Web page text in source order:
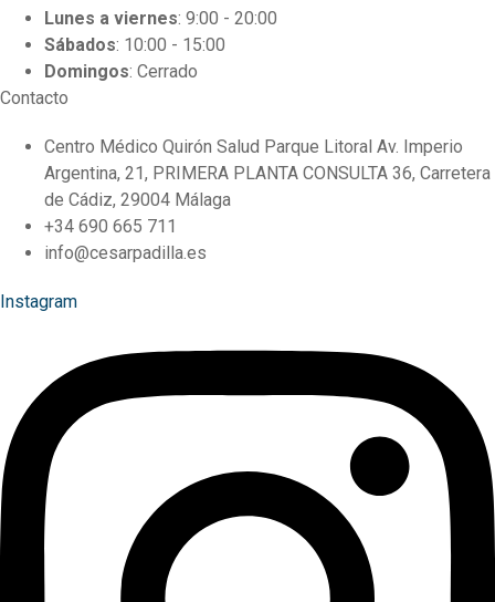
Lunes a viernes: 9:00 - 20:00
Sábados: 10:00 - 15:00
Domingos: Cerrado
Contacto
Centro Médico Quirón Salud Parque Litoral Av. Imperio
Argentina, 21, PRIMERA PLANTA CONSULTA 36, Carretera
de Cádiz, 29004 Málaga
+34 690 665 711
info@cesarpadilla.es
Instagram